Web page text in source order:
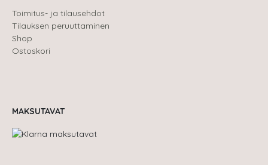
Toimitus- ja tilausehdot
Tilauksen peruuttaminen
Shop
Ostoskori
MAKSUTAVAT